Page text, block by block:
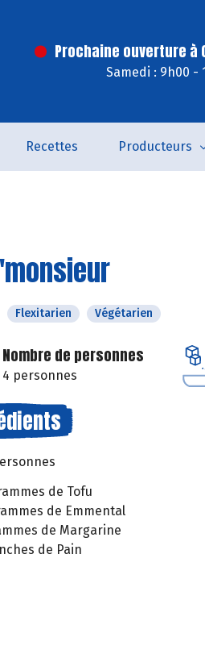
Prochaine ouverture à
Samedi : 9h00 -
Recettes Producteurs
Flexitarien Végétarien
Nombre de personnes
4 personnes
de Tofu
de Emmental
de Margarine
de Pain